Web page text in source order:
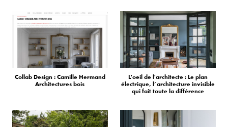
Collab Design : Camille Hermand
Architectures bois
L'oeil de l'architecte : Le plan
électrique, l’architecture invisible
qui fait toute la différence